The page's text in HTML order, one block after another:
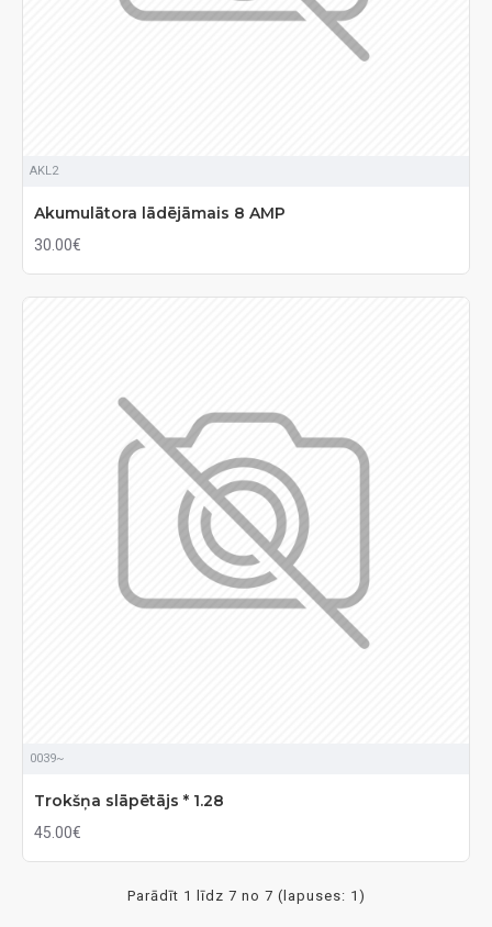
AKL2
Akumulātora lādējāmais 8 AMP
30.00€
0039~
Trokšņa slāpētājs * 1.28
45.00€
Parādīt 1 līdz 7 no 7 (lapuses: 1)